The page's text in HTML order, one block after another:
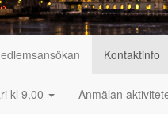
Kontaktinfo
kl 9,00 Anmälan